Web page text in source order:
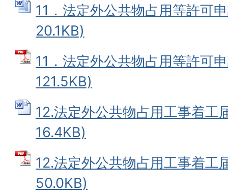
11．法定外公共物占用等許可
20.1KB)
11．法定外公共物占用等許可
121.5KB)
12.法定外公共物占用工事着
16.4KB)
12.法定外公共物占用工事着工
50.0KB)